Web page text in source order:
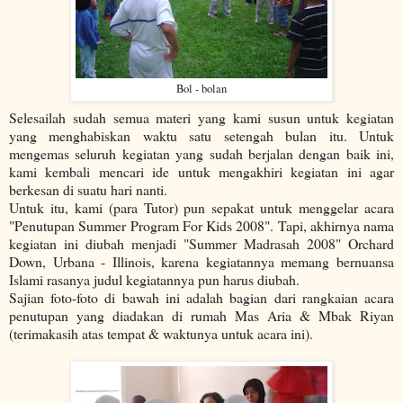
Bol - bolan
Selesailah sudah semua materi yang kami susun untuk kegiatan
yang menghabiskan waktu satu setengah bulan itu. Untuk
mengemas seluruh kegiatan yang sudah berjalan dengan baik ini,
kami kembali mencari ide untuk mengakhiri kegiatan ini agar
berkesan di suatu hari nanti.
Untuk itu, kami (para Tutor) pun sepakat untuk menggelar acara
"Penutupan Summer Program For Kids 2008". Tapi, akhirnya nama
kegiatan ini diubah menjadi "Summer Madrasah 2008" Orchard
Down, Urbana - Illinois, karena kegiatannya memang bernuansa
Islami rasanya judul kegiatannya pun harus diubah.
Sajian foto-foto di bawah ini adalah bagian dari rangkaian acara
penutupan yang diadakan di rumah Mas Aria & Mbak Riyan
(terimakasih atas tempat & waktunya untuk acara ini).